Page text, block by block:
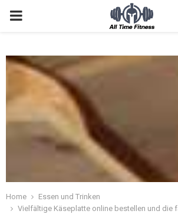
Home
Essen und Trinken
Vielfältige Käseplatte online bestellen und die